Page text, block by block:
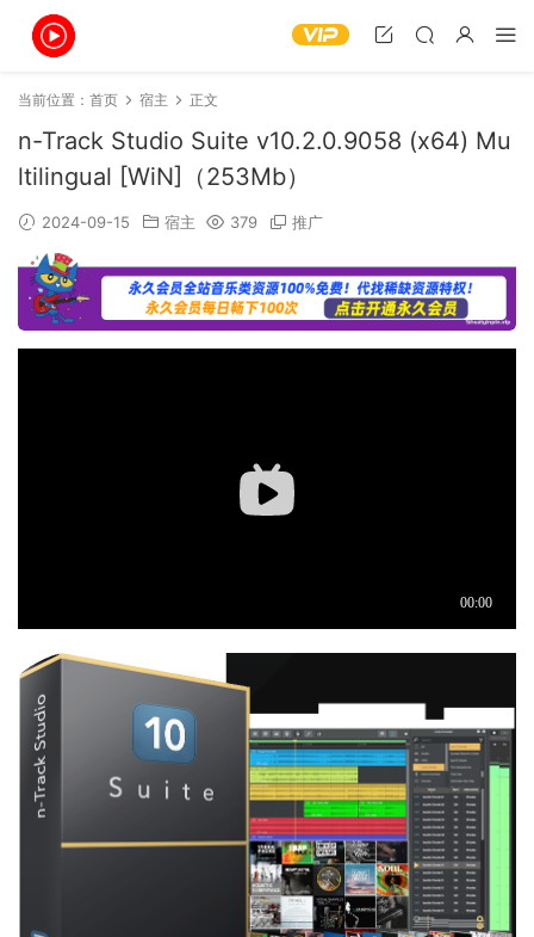
当前位置： 首页 宿主 正文
n-Track Studio Suite v10.2.0.9058 (x64) Mu
ltilingual [WiN]（253Mb）
2024-09-15 宿主 379 推广